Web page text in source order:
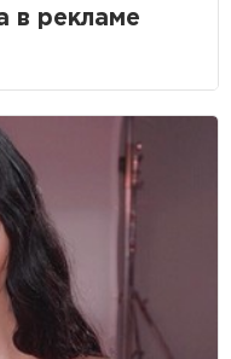
в рекламе